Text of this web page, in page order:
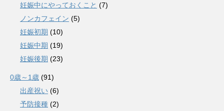
妊娠中にやっておくこと (7)
ノンカフェイン (5)
妊娠初期 (10)
妊娠中期 (19)
妊娠後期 (23)
0歳～1歳 (91)
出産祝い (6)
予防接種 (2)